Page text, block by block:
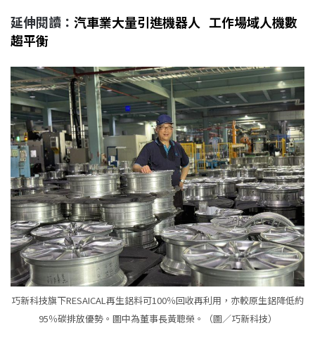
延伸閱讀： 汽車業大量引進機器人 工作場域人機數
趨平衡
巧新科技旗下RESAICAL再生鋁料可100％回收再利用，亦較原生鋁降低約
95％碳排放優勢。圖中為董事長黃聰榮。（圖／巧新科技）